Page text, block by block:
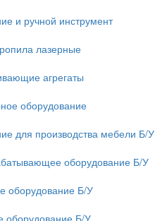
и ручной инструмент
лазерные
агрегаты
оборудование
для производства мебели Б/У
оборудование Б/У
оборудование Б/У
оборудование Б/У